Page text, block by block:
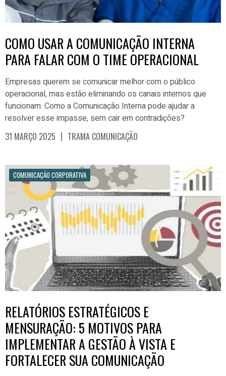
COMO USAR A COMUNICAÇÃO INTERNA
PARA FALAR COM O TIME OPERACIONAL
Empresas querem se comunicar melhor com o público
operacional, mas estão eliminando os canais internos que
funcionam. Como a Comunicação Interna pode ajudar a
resolver esse impasse, sem cair em contradições?
31 MARÇO 2025 | TRAMA COMUNICAÇÃO
COMUNICAÇÃO CORPORATIVA
RELATÓRIOS ESTRATÉGICOS E
MENSURAÇÃO: 5 MOTIVOS PARA
IMPLEMENTAR A GESTÃO À VISTA E
FORTALECER SUA COMUNICAÇÃO